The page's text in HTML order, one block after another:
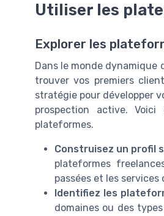
Utiliser les
Explorer les
Dans le monde
trouver vos premiers
stratégie pour développer
prospection active.
plateformes.
Construisez un profil
plateformes
passées et les
Identifiez les
domaines ou des